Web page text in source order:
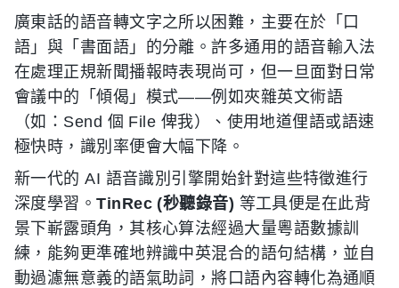
廣東話的語音轉文字之所以困難，主要在於「口
語」與「書面語」的分離。許多通用的語音輸入法
在處理正規新聞播報時表現尚可，但一旦面對日常
會議中的「傾偈」模式——例如夾雜英文術語
（如：Send 個 File 俾我）、使用地道俚語或語速
極快時，識別率便會大幅下降。
新一代的 AI 語音識別引擎開始針對這些特徵進行
深度學習。TinRec (秒聽錄音) 等工具便是在此背
景下嶄露頭角，其核心算法經過大量粵語數據訓
練，能夠更準確地辨識中英混合的語句結構，並自
動過濾無意義的語氣助詞，將口語內容轉化為通順